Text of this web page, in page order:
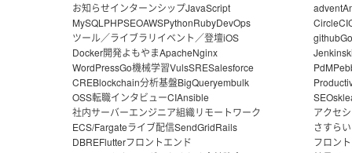
お知らせインターンシップJavaScript
MySQL PHPSEOAWSPythonRubyDevOps
ツール／ライブラリイベント／登壇iOS
Docker開発よもやまApacheNginx
WordPressGo機械学習VulsSRESalesforce
CREBlockchain分析基盤BigQueryembulk
OSS転職インタビューCIAnsible
社内サーバーエンジニア組織リモートワーク
ECS/Fargateライブ配信SendGridRails
DBREFlutterフロントエンド
advent
CircleCI
githubGo
Jenkins
PdM
SEO
アクセ
さすら
フロン